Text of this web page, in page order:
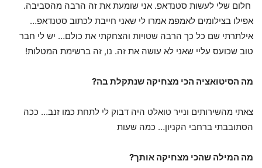
חלום שלי לעשות סטנדאפ. אני שומעת את זה הרבה מהסביבה.
אפילו בצילומים לאמפמ אמרו לי שאני חייבת לכתוב סטנדאפ…
אילתרתי שם כל כך הרבה שטויות והצחקתי את כולם… יש לי חבר
טוב שכועס עליי שאני לא עושה את זה. נו, זה ברשימת המטלות!
מה הסיטואציה הכי מצחיקה שנתקלת בה?
צאתי מהשירותים ונייר טואלט היה דבוק לי לתחת כמו זנב… ככה
הסתובבתי ברחבי הקניון… כמה שעות
מה המילה שהכי מצחיקה אותך?